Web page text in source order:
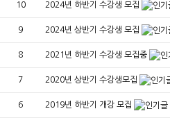
10 2024년 하반기 수강생 모집
9 2024년 상반기 수강생 모집
8 2021년 하반기 수강생 모집중
7 2020년 상반기 수강생모집
6 2019년 하반기 개강 모집